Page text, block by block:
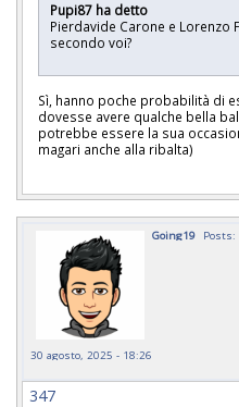
Pupi87 ha detto
Pierdavide Carone e Lorenzo
secondo voi?
Sì, hanno poche probabilità di
dovesse avere qualche bella
potrebbe essere la sua
magari anche alla ribalta)
Going19 Posts:
30 agosto, 2025 - 18:26
347